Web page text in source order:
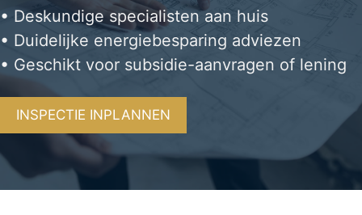
• Deskundige specialisten aan huis
• Duidelijke energiebesparing adviezen
• Geschikt voor subsidie-aanvragen of lening
INSPECTIE INPLANNEN